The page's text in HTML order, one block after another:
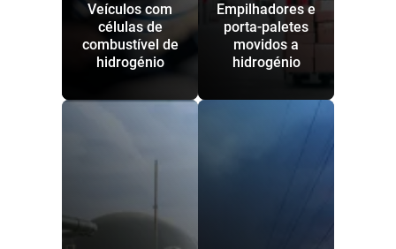
Veículos com
células de
combustível de
hidrogénio
Empilhadores e
porta-paletes
movidos a
hidrogénio